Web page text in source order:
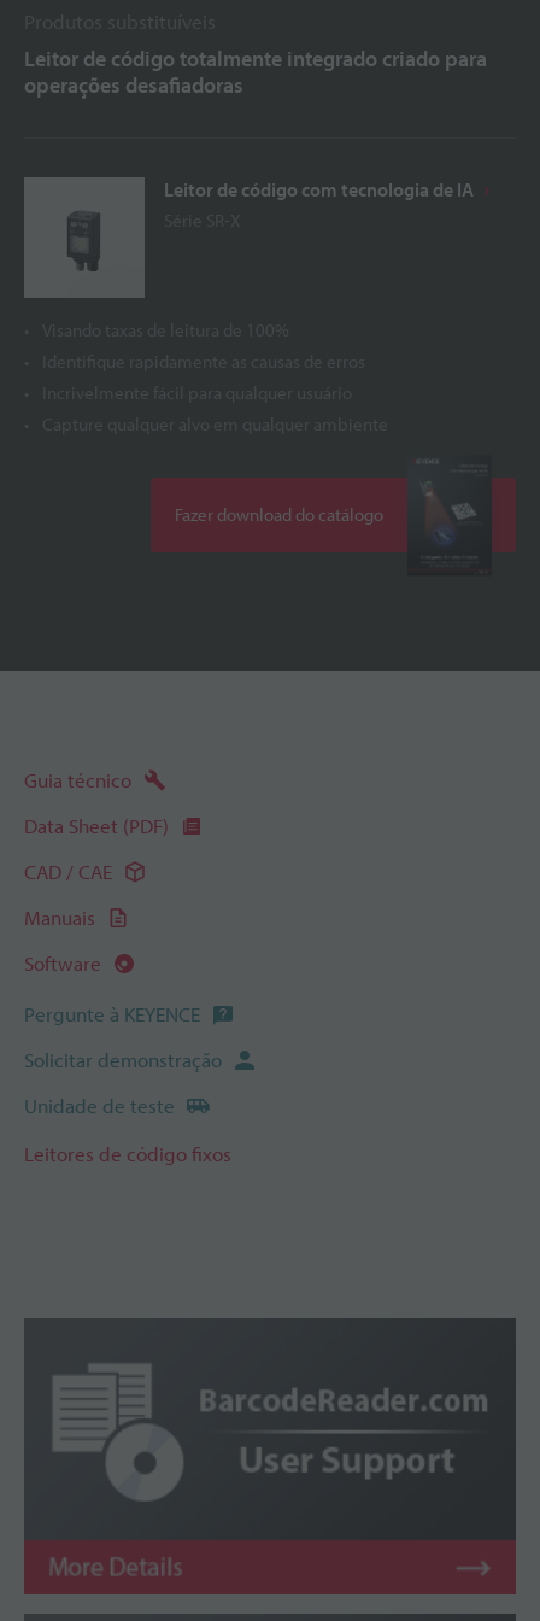
Leitor de código totalmente integrado criado para
operações desafiadoras
Leitor de código com tecnologia de IA
Fazer download do catálogo
Guia técnico
Data Sheet (PDF)
CAD / CAE
Manuais
Software
Pergunte à KEYENCE
Solicitar demonstração
Unidade de teste
Leitores de código fixos